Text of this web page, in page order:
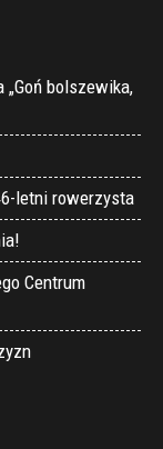
bolszewika,
letni rowerzysta
Centrum